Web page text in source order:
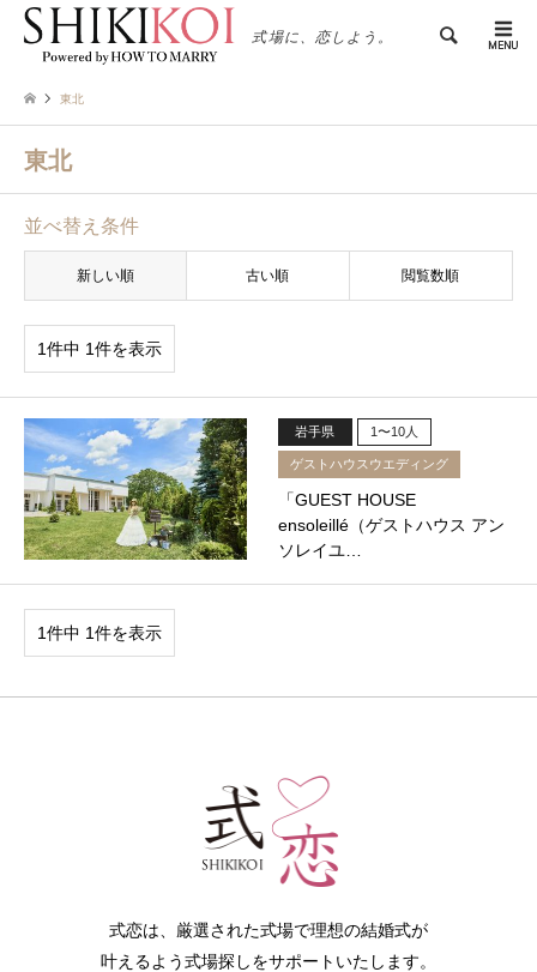
式場に、恋しよう。 検索
東北
東北
並べ替え条件
新しい順 古い順 閲覧数順
1件中 1件を表示
岩手県 1〜10人
ゲストハウスウエディング
「GUEST HOUSE
ensoleillé（ゲストハウス アン
ソレイユ…
1件中 1件を表示
式恋は、厳選された式場で理想の結婚式が
叶えるよう式場探しをサポートいたします。